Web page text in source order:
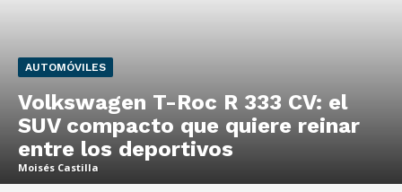
AUTOMÓVILES
Volkswagen T-Roc R 333 CV: el
SUV compacto que quiere reinar
entre los deportivos
Moisés Castilla